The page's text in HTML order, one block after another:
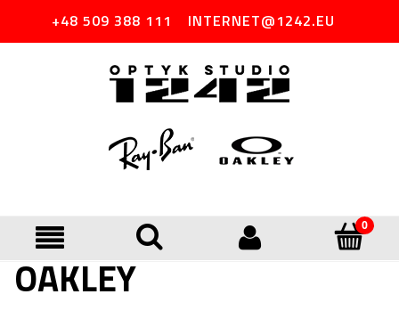
+48 509 388 111 INTERNET@1242.EU
OAKLEY